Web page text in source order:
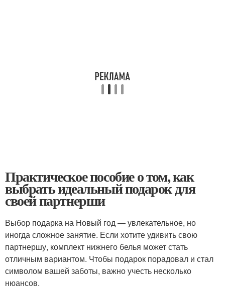
Практическое пособие о том, как
выбрать идеальный подарок для
своей партнерши
Выбор подарка на Новый год — увлекательное, но
иногда сложное занятие. Если хотите удивить свою
партнершу, комплект нижнего белья может стать
отличным вариантом. Чтобы подарок порадовал и стал
символом вашей заботы, важно учесть несколько
нюансов.